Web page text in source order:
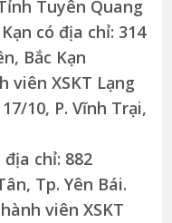
Tuyên Quang
có địa chỉ: 314
Bắc Kạn
viên XSKT Lạng
10, P. Vĩnh Trại,
địa chỉ: 882
Tp. Yên Bái.
viên XSKT